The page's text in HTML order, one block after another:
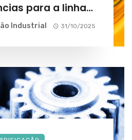
para a linha
Industrial 31/10/2025